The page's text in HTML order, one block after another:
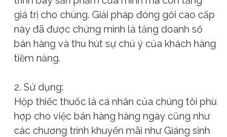
giá trị cho chúng. Giải pháp đóng gói cao cấp
này đã được chứng minh là tăng doanh số
bán hàng và thu hút sự chú ý của khách hàng
tiềm năng.
2. Sử dụng:
Hộp thiếc thuốc lá cá nhân của chúng tôi phù
hợp cho việc bán hàng hàng ngày cũng như
các chương trình khuyến mãi như Giáng sinh